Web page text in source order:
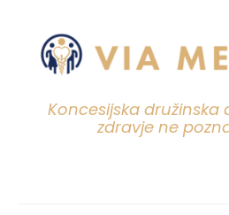
Koncesijska
zdravje ne